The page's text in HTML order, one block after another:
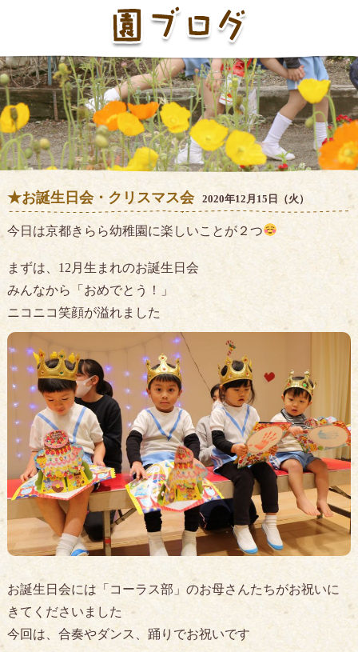
★お誕生日会・クリスマス会 2020年12月15日（火）
今日は京都きらら幼稚園に楽しいことが２つ
まずは、12月生まれのお誕生日会
みんなから「おめでとう！」
ニコニコ笑顔が溢れました
お誕生日会には「コーラス部」のお母さんたちがお祝いに
きてくださいました
今回は、合奏やダンス、踊りでお祝いです